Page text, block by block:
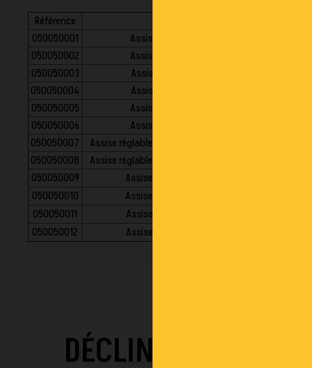
Référence
050050001
Assise réglable 44-57 sur patins
050050002
Assise réglable 44-57 sur patins
050050003
Assise réglable 53-73 sur patins
050050004
Assise réglable 53-73 sur patins
050050005
Assise réglable 60-85 sur patins
050050006
Assise réglable 60-85 sur patins
050050007
Assise réglable 60-85 sur patins avec repose-pieds
050050008
Assise réglable 60-85 sur patins avec repose-pieds
050050009
Assise réglable 47-60 sur roulettes
050050010
Assise réglable 47-60 sur roulettes
050050011
Assise réglable 56-76 sur roulettes
050050012
Assise réglable 56-76 sur roulettes
DÉCLINAISONS